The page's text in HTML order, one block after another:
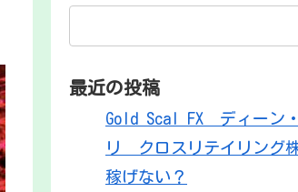
最近の投稿
Gold Scal FX ディーン
リ クロスリテイリング
稼げない？